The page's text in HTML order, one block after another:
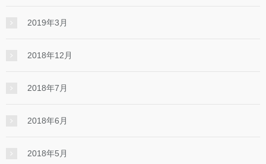
2019年3月
2018年12月
2018年7月
2018年6月
2018年5月